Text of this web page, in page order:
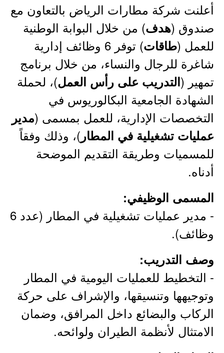
أعلنت شركة مطارات الرياض بالتعاون مع
صندوق (هدف) من خلال البوابة الوطنية
للعمل (طاقات
) توفر 6 وظائف إدارية
شاغرة للرجال والنساء، من خلال برنامج
تمهير (التدريب على رأس العمل)، لحملة
الشهادة الجامعية البكالوريوس في
التخصصات الإدارية، للعمل بمسمى (مدير
عمليات تشغيلية في المطار )، وذلك وفقاً
للمسميات وطريقة التقديم الموضحة
أدناه.
المسمى الوظيفي:
- مدير عمليات تشغيلية في المطار (عدد 6
وظائف).
وصف التدريب:
- التخطيط للعمليات اليومية في المطار
وتوجيهها وتنسيقها، والإشراف على حركة
الركاب والبضائع داخل المرافق، وضمان
الامتثال لأنظمة الطيران ولوائحه.